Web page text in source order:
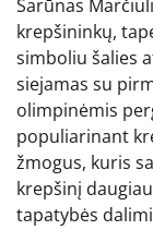
Šarūnas
krepšininkų,
simboliu šalies
siejamas su
olimpinėmis
populiarinant
žmogus, kuris
krepšinį
tapatybės